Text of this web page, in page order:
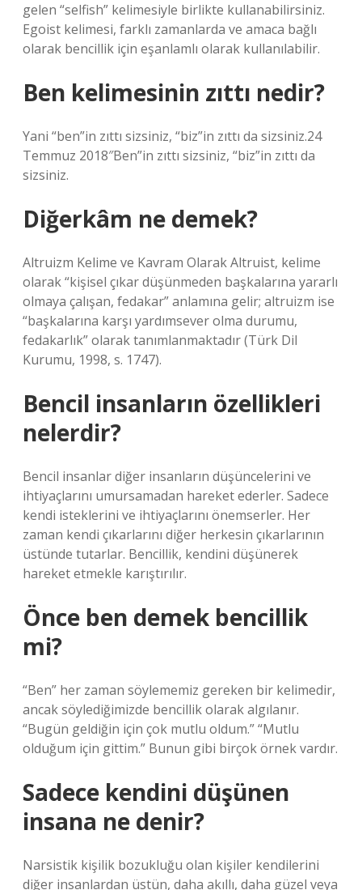
gelen “selfish” kelimesiyle birlikte kullanabilirsiniz.
Egoist kelimesi, farklı zamanlarda ve amaca bağlı
olarak bencillik için eşanlamlı olarak kullanılabilir.
Ben kelimesinin zıttı nedir?
Yani “ben”in zıttı sizsiniz, “biz”in zıttı da sizsiniz.24
Temmuz 2018″Ben”in zıttı sizsiniz, “biz”in zıttı da
sizsiniz.
Diğerkâm ne demek?
Altruizm Kelime ve Kavram Olarak Altruist, kelime
olarak “kişisel çıkar düşünmeden başkalarına yararlı
olmaya çalışan, fedakar” anlamına gelir; altruizm ise
“başkalarına karşı yardımsever olma durumu,
fedakarlık” olarak tanımlanmaktadır (Türk Dil
Kurumu, 1998, s. 1747).
Bencil insanların özellikleri
nelerdir?
Bencil insanlar diğer insanların düşüncelerini ve
ihtiyaçlarını umursamadan hareket ederler. Sadece
kendi isteklerini ve ihtiyaçlarını önemserler. Her
zaman kendi çıkarlarını diğer herkesin çıkarlarının
üstünde tutarlar. Bencillik, kendini düşünerek
hareket etmekle karıştırılır.
Önce ben demek bencillik
mi?
“Ben” her zaman söylememiz gereken bir kelimedir,
ancak söylediğimizde bencillik olarak algılanır.
“Bugün geldiğin için çok mutlu oldum.” “Mutlu
olduğum için gittim.” Bunun gibi birçok örnek vardır.
Sadece kendini düşünen
insana ne denir?
Narsistik kişilik bozukluğu olan kişiler kendilerini
diğer insanlardan üstün, daha akıllı, daha güzel veya